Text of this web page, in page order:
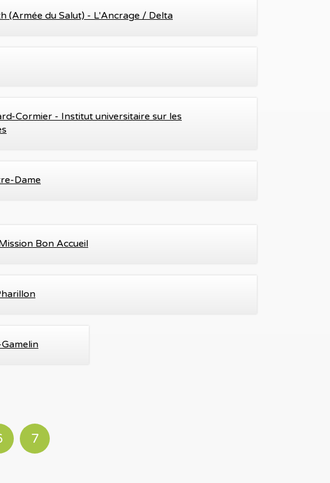
(Armée du Salut) - L'Ancrage / Delta
Cormier - Institut universitaire sur les
Dame
Bon Accueil
7